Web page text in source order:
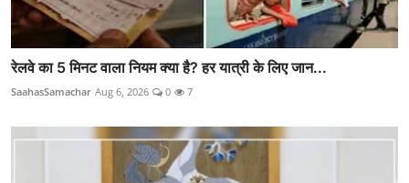
रेलवे का 5 मिनट वाला नियम क्या है? हर यात्री के लिए जान...
SaahasSamachar Aug 6, 2026 0 7